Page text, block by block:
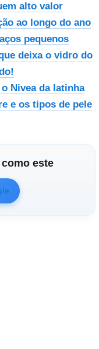
alto valor
ao longo do ano
pequenos
deixa o vidro do
Nivea da latinha
e os tipos de pele
este